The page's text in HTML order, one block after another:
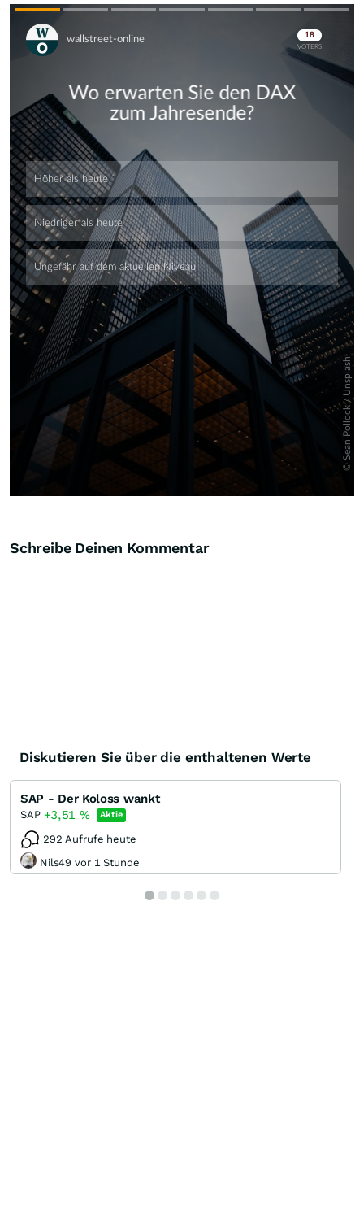
Skip
Skip
Schreibe Deinen Kommentar
Diskutieren Sie über die enthaltenen Werte
SAP - Der Koloss wankt
SAP +3,51 % Aktie
292 Aufrufe heute
Nils49 vor 1 Stunde